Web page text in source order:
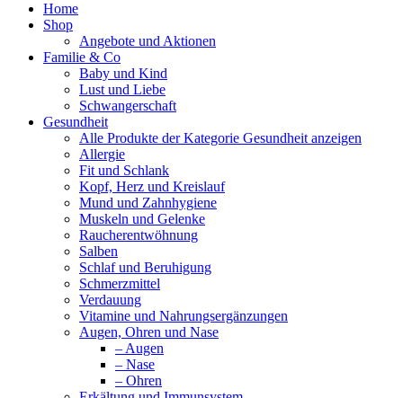
Home
Shop
Angebote und Aktionen
Familie & Co
Baby und Kind
Lust und Liebe
Schwangerschaft
Gesundheit
Alle Produkte der Kategorie Gesundheit anzeigen
Allergie
Fit und Schlank
Kopf, Herz und Kreislauf
Mund und Zahnhygiene
Muskeln und Gelenke
Raucherentwöhnung
Salben
Schlaf und Beruhigung
Schmerzmittel
Verdauung
Vitamine und Nahrungsergänzungen
Augen, Ohren und Nase
– Augen
– Nase
– Ohren